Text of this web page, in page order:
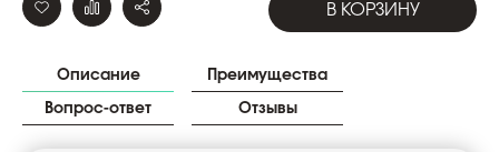
В КОРЗИНУ
Описание Преимущества
Вопрос-ответ Отзывы